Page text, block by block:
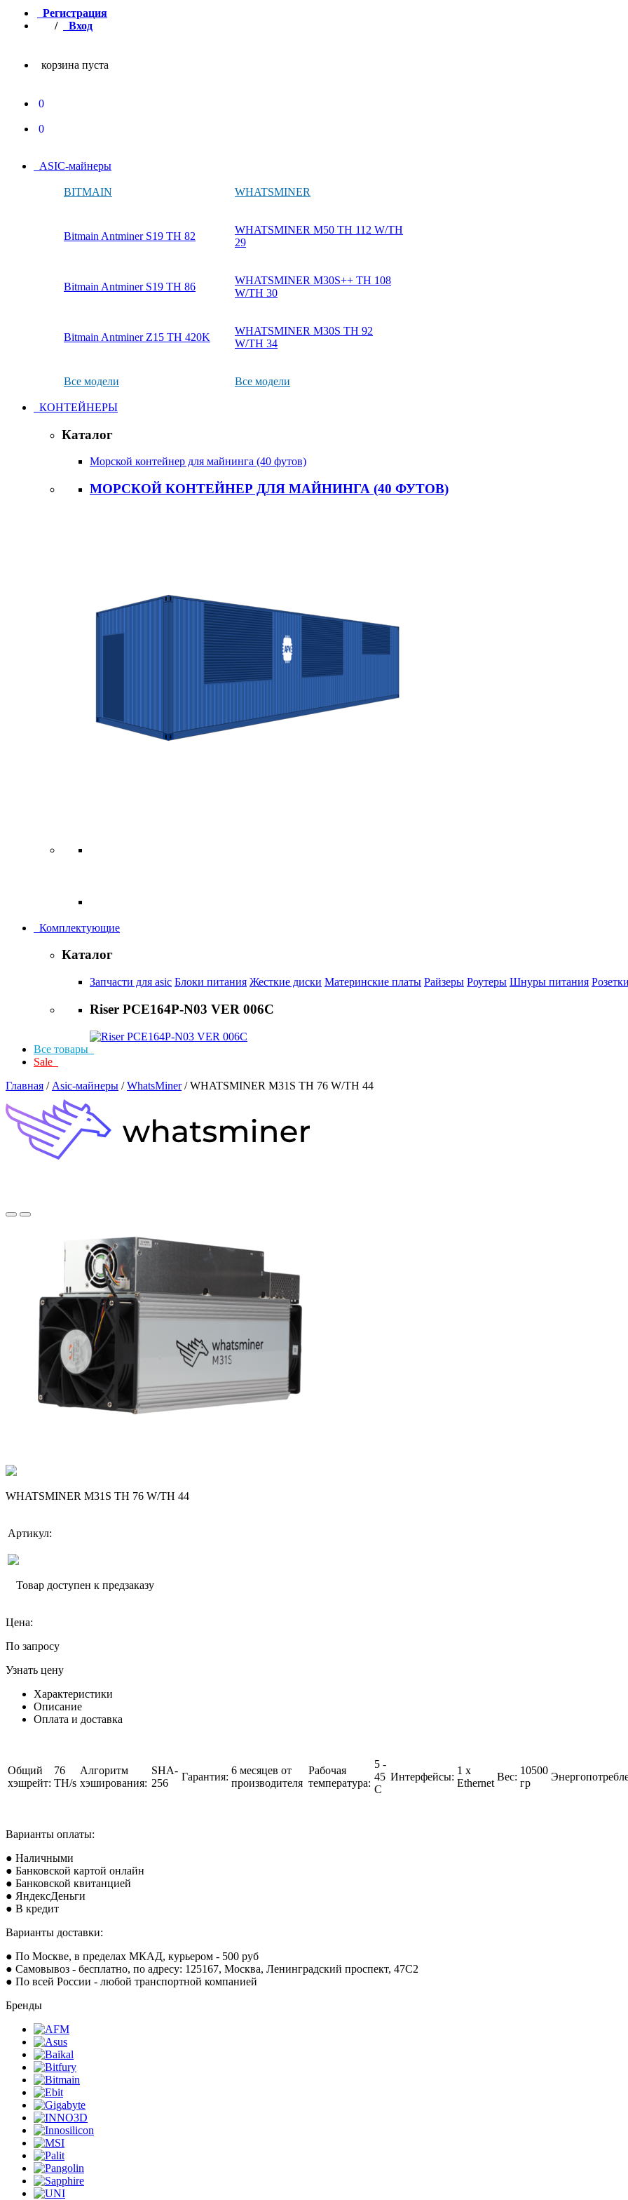
Регистрация
/
Вход
корзина пуста
0
0
ASIC-майнеры
BITMAIN WHATSMINER
Bitmain Antminer S19 TH 82
WHATSMINER M50 TH 112 W/TH
29
Bitmain Antminer S19 TH 86
WHATSMINER M30S++ TH 108
W/TH 30
Bitmain Antminer Z15 TH 420K
WHATSMINER M30S TH 92
W/TH 34
Все модели Все модели
КОНТЕЙНЕРЫ
Каталог
Морской контейнер для майнинга (40 футов)
МОРСКОЙ КОНТЕЙНЕР ДЛЯ МАЙНИНГА (40 ФУТОВ)
Комплектующие
Каталог
Запчасти для asic Блоки питания Жесткие диски Материнские платы Райзеры Роутеры Шнуры питания
Riser PCE164P-N03 VER 006C
Все товары
Sale
Главная / Asic-майнеры /WhatsMiner/ WHATSMINER M31S TH 76 W/TH 44
WHATSMINER M31S TH 76 W/TH 44
Артикул:
Товар доступен к предзаказу
Цена:
По запросу
Узнать цену
Характеристики
Описание
Оплата и доставка
Общий
хэшрейт:
76
TH/s
Алгоритм
хэширования:
SHA-
256
Гарантия:
6 месяцев от
производителя
Рабочая
температура:
5 -
45
C
Интерфейсы:
1 х
Ethernet
Вес:
10500
гр
Варианты оплаты:
● Наличными
● Банковской картой онлайн
● Банковской квитанцией
● ЯндексДеньги
● В кредит
Варианты доставки:
● По Москве, в пределах МКАД, курьером - 500 руб
● Самовывоз - бесплатно, по адресу: 125167, Москва, Ленинградский проспект, 47С2
● По всей России - любой транспортной компанией
Бренды